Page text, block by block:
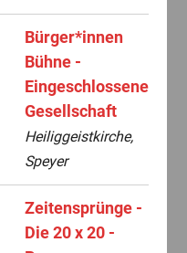
Bürger*innen
Bühne -
Eingeschlossene
Gesellschaft
Heiliggeistkirche,
Speyer
Zeitensprünge -
Die 20 x 20 -